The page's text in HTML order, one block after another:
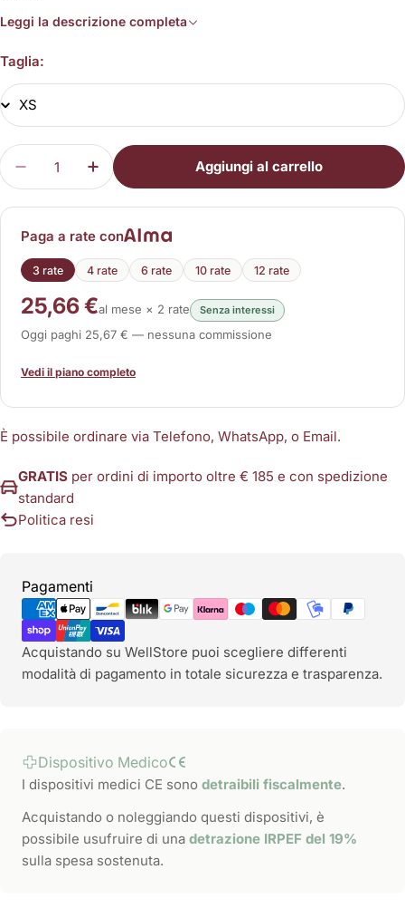
Leggi la descrizione completa
Taglia:
Quantità
Diminuisci la quantità per Newmesh 3106N
Aumenta la quantità per Newmesh
Aggiungi al carrello
Paga a rate con
3 rate 4 rate 6 rate 10 rate 12 rate
25,66 €al mese × 2 rate Senza interessi
Oggi paghi 25,67 € — nessuna commissione
Vedi il piano completo
È possibile ordinare via Telefono, WhatsApp, o Email.
GRATIS per ordini di importo oltre € 185 e con spedizione
standard
Politica resi
Pagamenti
Metodi
di
pagamento
Acquistando su WellStore puoi scegliere differenti
modalità di pagamento in totale sicurezza e trasparenza.
Dispositivo Medico
I dispositivi medici CE sono detraibili fiscalmente.
Acquistando o noleggiando questi dispositivi, è
possibile usufruire di una detrazione IRPEF del 19%
sulla spesa sostenuta.